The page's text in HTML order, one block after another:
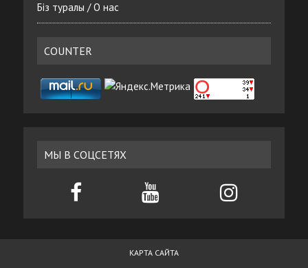
Біз туралы / О нас
COUNTER
МЫ В СОЦСЕТЯХ
КАРТА САЙТА